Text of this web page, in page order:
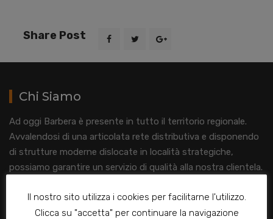
Share Post
Chi Siamo
Ad oggi Barbera è presente in tutto il territorio regionale.
Avvalendosi di una articolata rete distributiva e disponendo
di strutture moderne dislocate in località strategiche,
possiamo garantire un servizio di qualità alla nostra clientela.
Acquista in tutta sicurezza da Barbera market e non te ne
pentirai.
Il nostro sito utilizza i cookies per facilitarne l'utilizzo.
Clicca su "accetta" per continuare la navigazione